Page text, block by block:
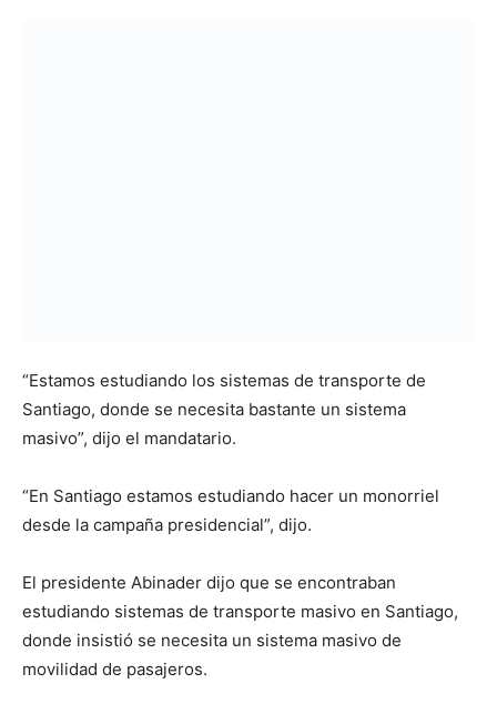
“Estamos estudiando los sistemas de transporte de
Santiago, donde se necesita bastante un sistema
masivo”, dijo el mandatario.
“En Santiago estamos estudiando hacer un monorriel
desde la campaña presidencial”, dijo.
El presidente Abinader dijo que se encontraban
estudiando sistemas de transporte masivo en Santiago,
donde insistió se necesita un sistema masivo de
movilidad de pasajeros.